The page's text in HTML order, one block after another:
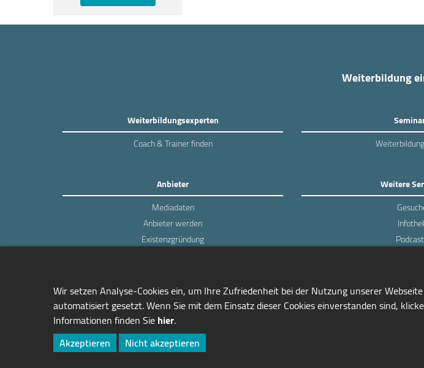
Weiterbildung
Weiterbildungsexperten
Coach & Trainer finden
Anbieter
Mediadaten
Anbieter werden
Existenzgründung
Weitere
managerSeminare Verlags GmbH
Endenicher Str. 41
D-53115 Bonn
Wir setzen Analyse-Cookies ein, um Ihre Zufriedenheit bei der Nutzung unserer
automatisiert gesetzt. Wenn Sie mit dem Einsatz dieser Cookies einverstanden sind,
Informationen finden Siehier.
Akzeptieren
Nicht akzeptieren